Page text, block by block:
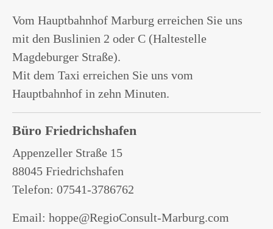
Vom Hauptbahnhof Marburg erreichen Sie uns
mit den Buslinien 2 oder C (Haltestelle
Magdeburger Straße).
Mit dem Taxi erreichen Sie uns vom
Hauptbahnhof in zehn Minuten.
Büro Friedrichshafen
Appenzeller Straße 15
88045 Friedrichshafen
Telefon: 07541-3786762
Email: hoppe@RegioConsult-Marburg.com